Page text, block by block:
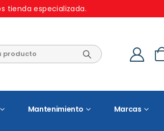
tienda especializada.
Mantenimiento
Marcas